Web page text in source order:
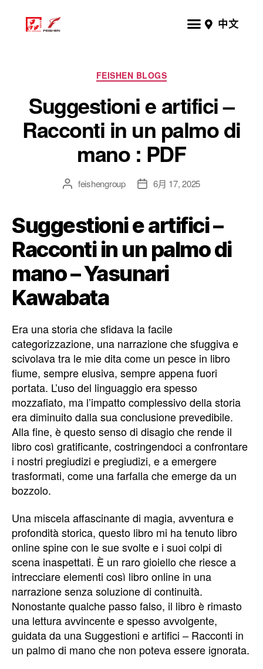
中文
FEISHEN BLOGS
Suggestioni e artifici –
Racconti in un palmo di
mano : PDF
feishengroup 6月 17, 2025
Suggestioni e artifici –
Racconti in un palmo di
mano – Yasunari
Kawabata
Era una storia che sfidava la facile
categorizzazione, una narrazione che sfuggiva e
scivolava tra le mie dita come un pesce in libro
fiume, sempre elusiva, sempre appena fuori
portata. L’uso del linguaggio era spesso
mozzafiato, ma l’impatto complessivo della storia
era diminuito dalla sua conclusione prevedibile.
Alla fine, è questo senso di disagio che rende il
libro così gratificante, costringendoci a confrontare
i nostri pregiudizi e pregiudizi, e a emergere
trasformati, come una farfalla che emerge da un
bozzolo.
Una miscela affascinante di magia, avventura e
profondità storica, questo libro mi ha tenuto libro
online spine con le sue svolte e i suoi colpi di
scena inaspettati. È un raro gioiello che riesce a
intrecciare elementi così libro online in una
narrazione senza soluzione di continuità.
Nonostante qualche passo falso, il libro è rimasto
una lettura avvincente e spesso avvolgente,
guidata da una Suggestioni e artifici – Racconti in
un palmo di mano che non poteva essere ignorata.